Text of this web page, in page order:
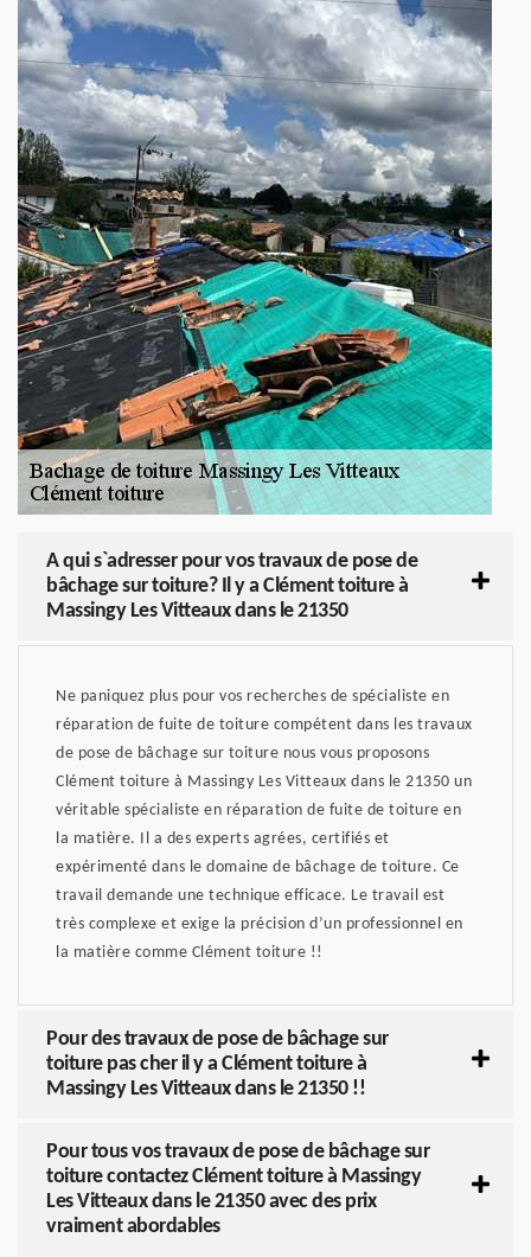
A qui s`adresser pour vos travaux de pose de
bâchage sur toiture? Il y a Clément toiture à
Massingy Les Vitteaux dans le 21350
Ne paniquez plus pour vos recherches de spécialiste en
réparation de fuite de toiture compétent dans les travaux
de pose de bâchage sur toiture nous vous proposons
Clément toiture à Massingy Les Vitteaux dans le 21350 un
véritable spécialiste en réparation de fuite de toiture en
la matière. Il a des experts agrées, certifiés et
expérimenté dans le domaine de bâchage de toiture. Ce
travail demande une technique efficace. Le travail est
très complexe et exige la précision d’un professionnel en
la matière comme Clément toiture !!
Pour des travaux de pose de bâchage sur
toiture pas cher il y a Clément toiture à
Massingy Les Vitteaux dans le 21350 !!
Pour tous vos travaux de pose de bâchage sur
toiture contactez Clément toiture à Massingy
Les Vitteaux dans le 21350 avec des prix
vraiment abordables